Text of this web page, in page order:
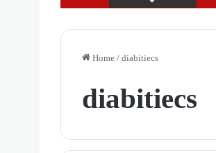
Home / diabitiecs
diabitiecs